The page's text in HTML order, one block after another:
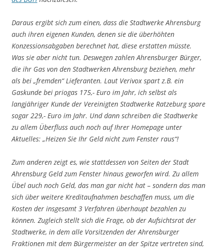
Daraus ergibt sich zum einen, dass die Stadtwerke Ahrensburg
auch ihren eigenen Kunden, denen sie die überhöhten
Konzessionsabgaben berechnet hat, diese erstatten müsste.
Was sie aber nicht tun. Deswegen zahlen Ahrensburger Bürger,
die ihr Gas von den Stadtwerken Ahrensburg beziehen, mehr
als bei „fremden“ Lieferanten. Laut Verivox spart z.B. ein
Gaskunde bei priogas 175,- Euro im Jahr, ich selbst als
langjähriger Kunde der Vereinigten Stadtwerke Ratzeburg spare
sogar 229,- Euro im Jahr. Und dann schreiben die Stadtwerke
zu allem Überfluss auch noch auf Ihrer Homepage unter
Aktuelles: „Heizen Sie Ihr Geld nicht zum Fenster raus“!
Zum anderen zeigt es, wie stattdessen von Seiten der Stadt
Ahrensburg Geld zum Fenster hinaus geworfen wird. Zu allem
Übel auch noch Geld, das man gar nicht hat – sondern das man
sich über weitere Kreditaufnahmen beschaffen muss, um die
Kosten der insgesamt 3 Verfahren überhaupt bezahlen zu
können. Zugleich stellt sich die Frage, ob der Aufsichtsrat der
Stadtwerke, in dem alle Vorsitzenden der Ahrensburger
Fraktionen mit dem Bürgermeister an der Spitze vertreten sind,